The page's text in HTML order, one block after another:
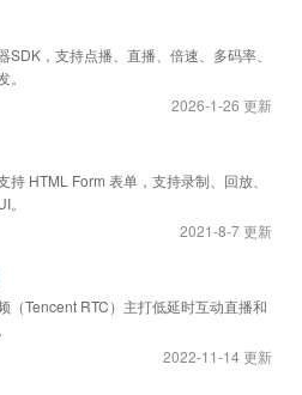
，支持点播、直播、倍速、多码率、
2026-1-26 更新
HTML Form 表单，支持录制、回放、
2021-8-7 更新
（Tencent RTC）主打低延时互动直播和
2022-11-14 更新